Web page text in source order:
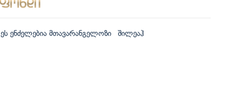
ეს ენძელებია მთავარანგელოზი შილეაჰ